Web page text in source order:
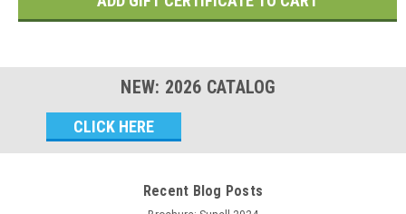
NEW: 2026 CATALOG
Address
Recent Blog Posts